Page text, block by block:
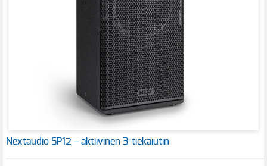
Nextaudio SP12 – aktiivinen 3-tiekaiutin